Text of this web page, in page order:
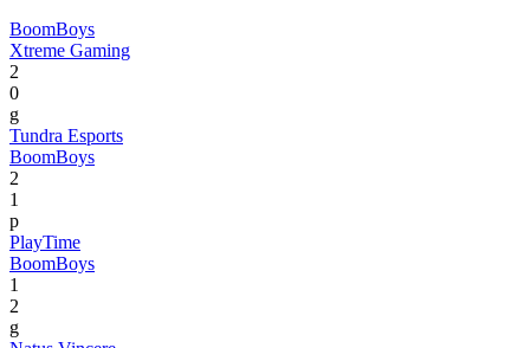
BoomBoys
Xtreme Gaming
2
0
g
Tundra Esports
BoomBoys
2
1
p
PlayTime
BoomBoys
1
2
g